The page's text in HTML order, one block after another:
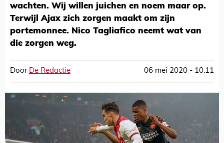
wachten. Wij willen juichen en noem maar op.
Terwijl Ajax zich zorgen maakt om zijn
portemonnee. Nico Tagliafico neemt wat van
die zorgen weg.
Door De Redactie 06 mei 2020 - 10:11